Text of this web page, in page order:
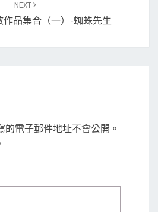
NEXT
作品集合（一）-蜘蛛先生
的電子郵件地址不會公開。